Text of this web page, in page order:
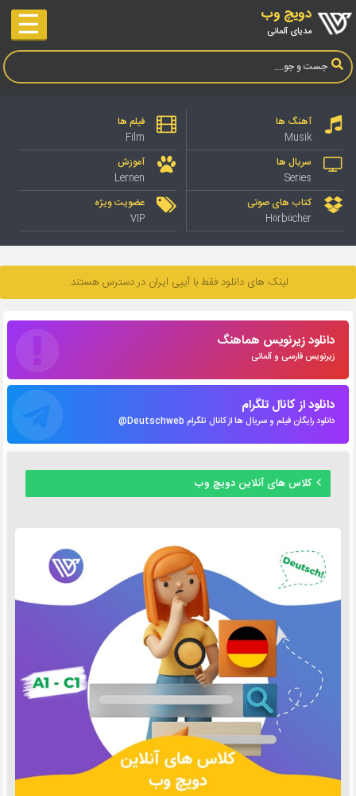
دویچ وب
مدیای آلمانی ☰
آهنگ ها
Musik
فیلم ها
Film
سریال ها
Series
آموزش
Lernen
کتاب های صوتی
Hörbücher
عضویت ویژه
VIP
لینک های دانلود فقط با آیپی ایران در دسترس هستند.
دانلود زیرنویس هماهنگ
زیرنویس فارسی و آلمانی
دانلود از کانال تلگرام
دانلود رایگان فیلم و سریال ها از کانال تلگرام Deutschweb@
کلاس های آنلاین دویچ وب